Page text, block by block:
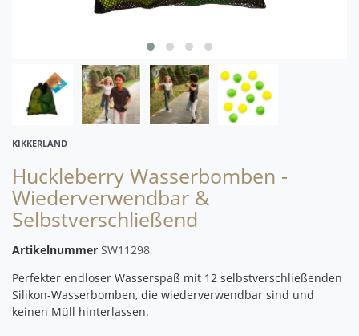
KIKKERLAND
Huckleberry Wasserbomben -
Wiederverwendbar &
Selbstverschließend
Artikelnummer SW11298
Perfekter endloser Wasserspaß mit 12 selbstverschließenden
Silikon-Wasserbomben, die wiederverwendbar sind und
keinen Müll hinterlassen.